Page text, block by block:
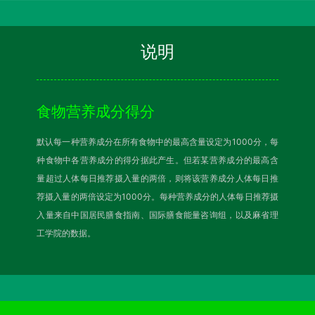
说明
食物营养成分得分
默认每一种营养成分在所有食物中的最高含量设定为1000分，每
种食物中各营养成分的得分据此产生。但若某营养成分的最高含
量超过人体每日推荐摄入量的两倍，则将该营养成分人体每日推
荐摄入量的两倍设定为1000分。每种营养成分的人体每日推荐摄
入量来自中国居民膳食指南、国际膳食能量咨询组，以及麻省理
工学院的数据。